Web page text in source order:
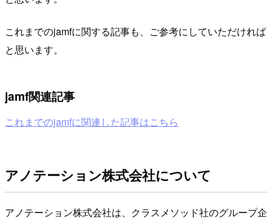
これまでのjamfに関する記事も、ご参考にしていただければ
と思います。
jamf関連記事
これまでのjamfに関連した記事はこちら
アノテーション株式会社について
アノテーション株式会社は、クラスメソッド社のグループ企